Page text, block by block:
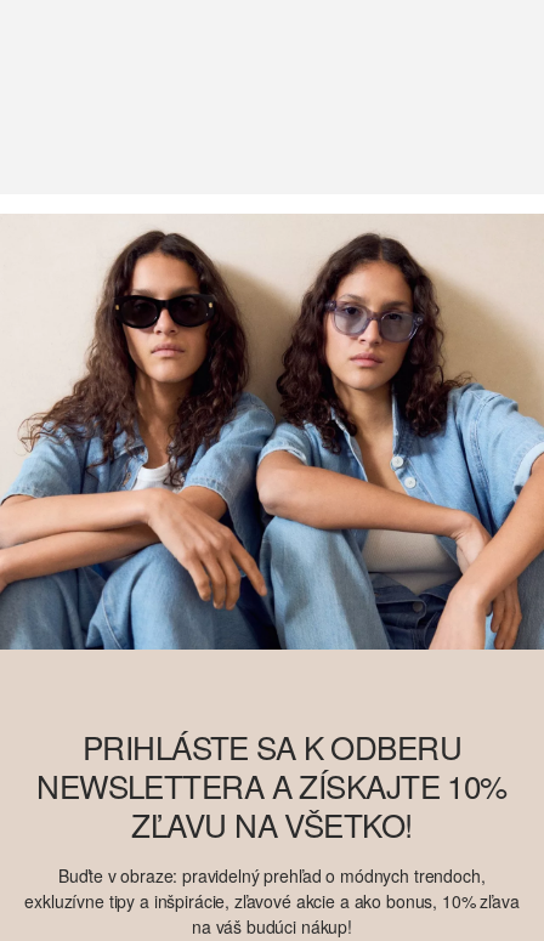
PRIHLÁSTE SA K ODBERU
NEWSLETTERA A ZÍSKAJTE 10%
ZĽAVU NA VŠETKO!
Buďte v obraze: pravidelný prehľad o módnych trendoch,
exkluzívne tipy a inšpirácie, zľavové akcie a ako bonus, 10% zľava
na váš budúci nákup!